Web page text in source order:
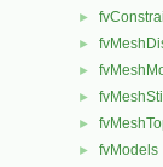
►
►
►
►
►
► fvModels